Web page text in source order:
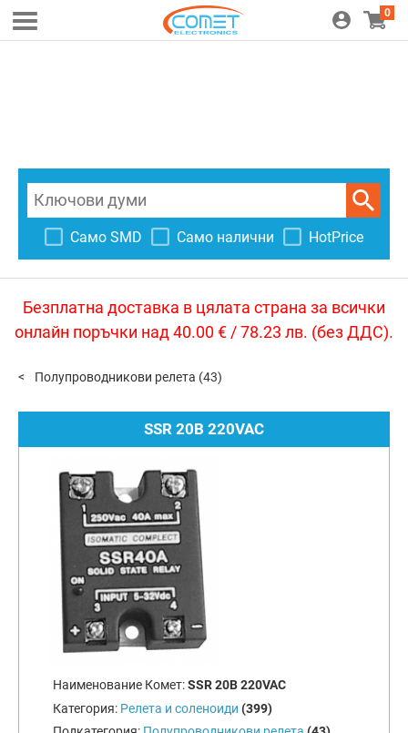
0
Само SMD Само налични HotPrice
Безплатна доставка в цялата страна за всички
онлайн поръчки над 40.00 € / 78.23 лв. (без ДДС).
Полупроводникови релета (43)
SSR 20B 220VAC
Наименование Комет:SSR 20B 220VAC
Категория: Релета и соленоиди (399)